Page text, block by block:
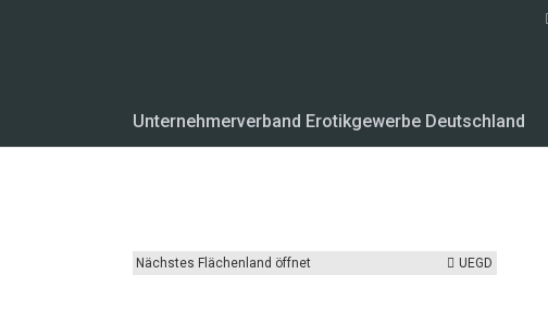
Unternehmerverband Erotikgewerbe Deutschland
Nächstes Flächenland öffnet UEGD